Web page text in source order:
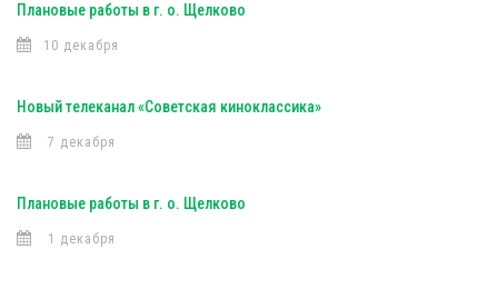
Плановые работы в г. о. Щелково
10 декабря
Новый телеканал «Советская киноклассика»
7 декабря
Плановые работы в г. о. Щелково
1 декабря